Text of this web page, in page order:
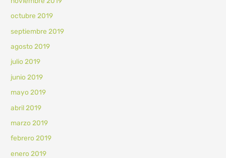
octubre 2019
septiembre 2019
agosto 2019
julio 2019
junio 2019
mayo 2019
abril 2019
marzo 2019
febrero 2019
enero 2019